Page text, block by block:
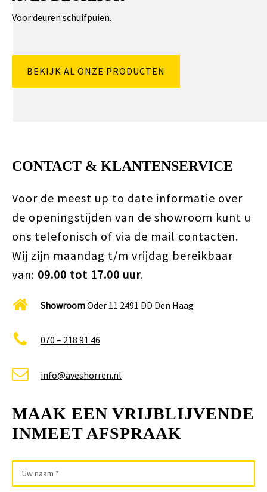
Voor deuren schuifpuien.
BEKIJK AL ONZE PRODUCTEN
CONTACT & KLANTENSERVICE
Voor de meest up to date informatie over
de openingstijden van de showroom kunt u
ons telefonisch of via de mail contacten.
Wij zijn maandag t/m vrijdag bereikbaar
van: 09.00 tot 17.00 uur.
ShowroomOder 11 2491 DD Den Haag
070 – 218 91 46
info@aveshorren.nl
MAAK EEN VRIJBLIJVENDE
INMEET AFSPRAAK